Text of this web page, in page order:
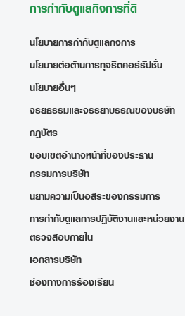
การกำกับดูแลกิจการที่ดี
นโยบายการกำกับดูแลกิจการ
นโยบายต่อต้านการทุจริตคอร์รัปชั่น
นโยบายอื่นๆ
จริยธรรมและจรรยาบรรณของบริษัท
กฎบัตร
ขอบเขตอำนาจหน้าที่ของประธาน
กรรมการบริษัท
นิยามความเป็นอิสระของกรรมการ
การกำกับดูแลการปฏิบัติงานและหน่วยงาน
ตรวจสอบภายใน
เอกสารบริษัท
ช่องทางการร้องเรียน